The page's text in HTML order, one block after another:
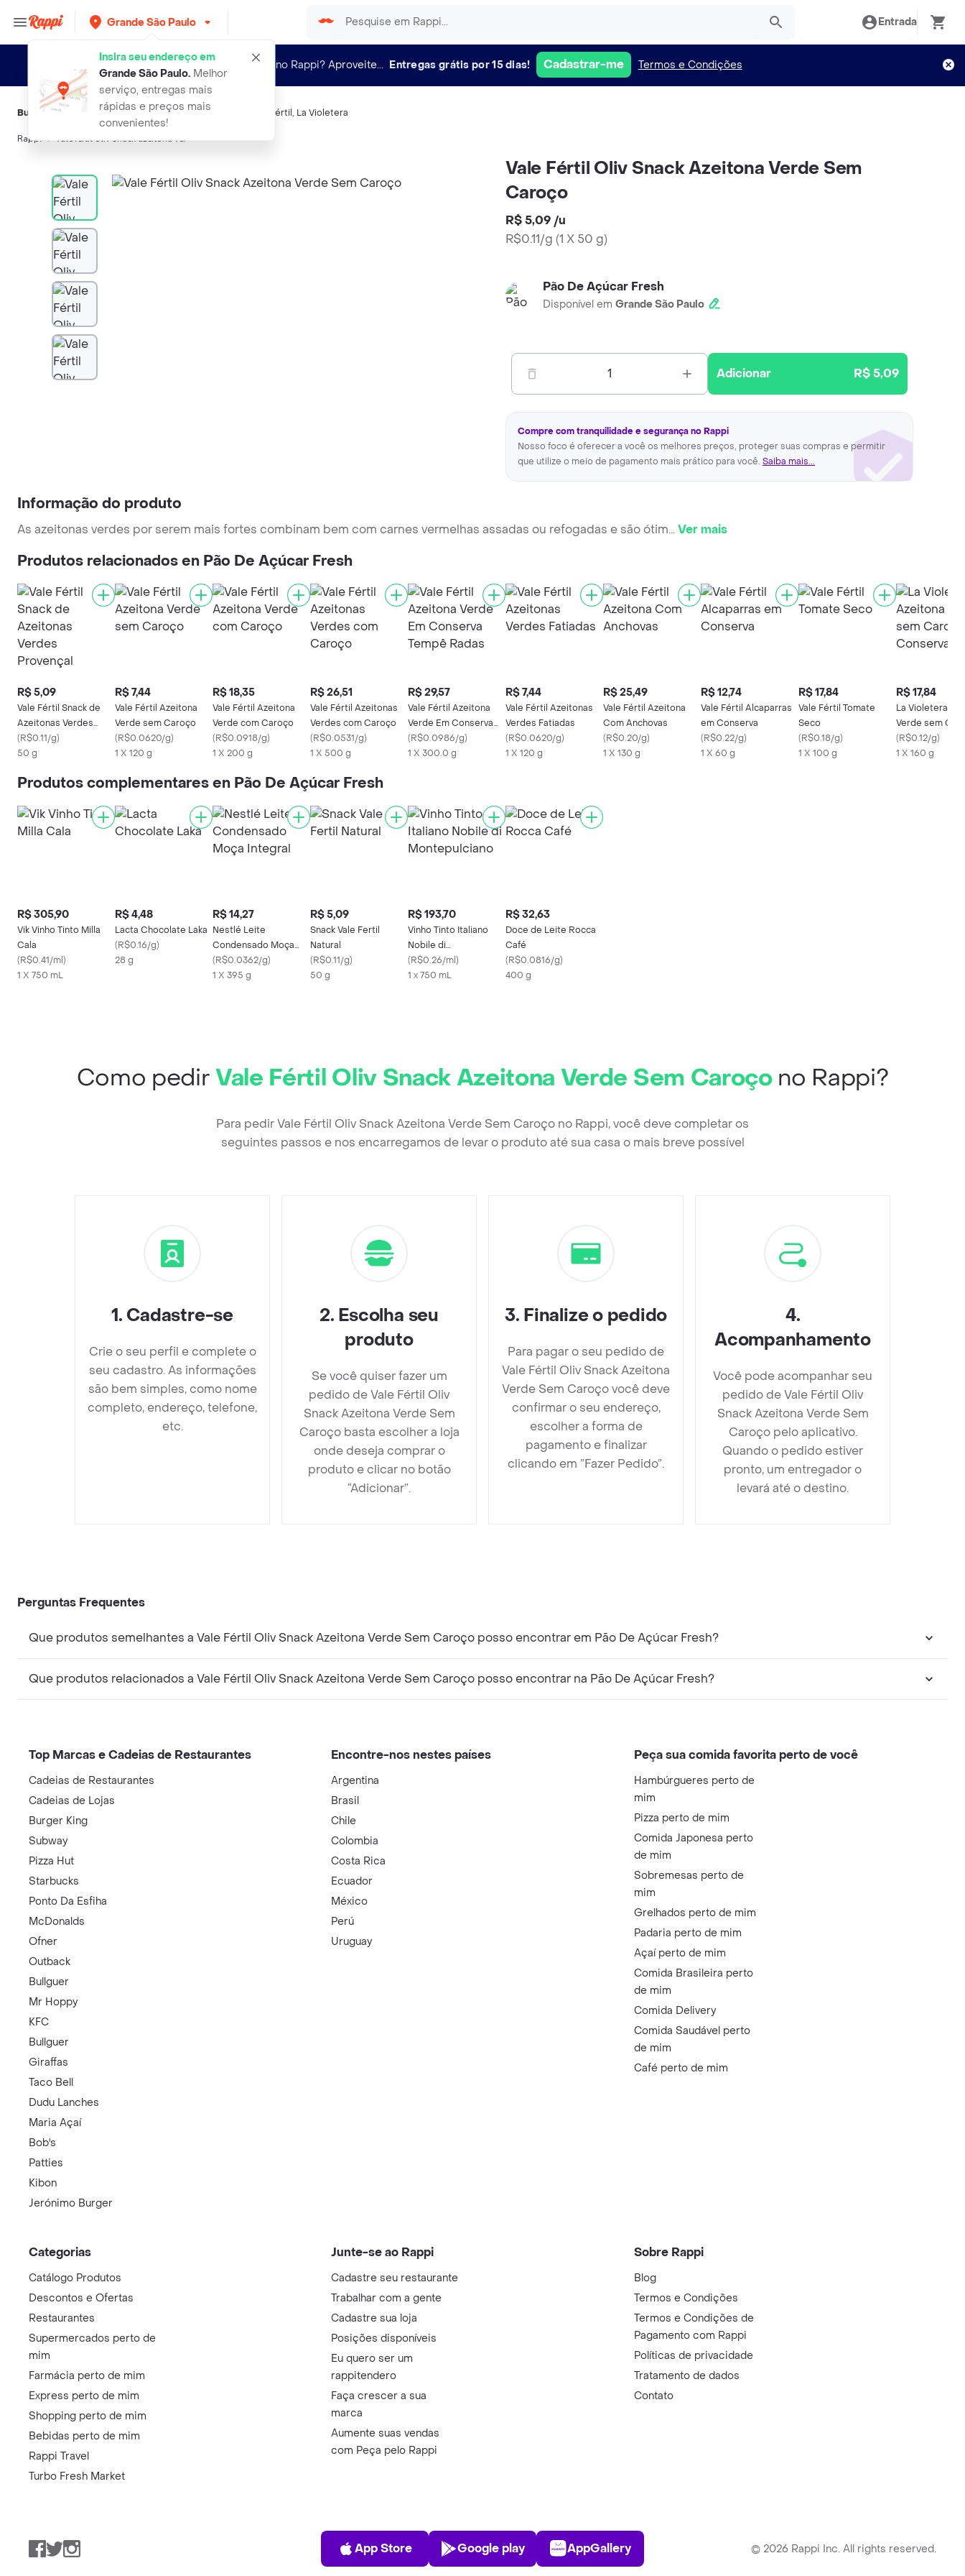
Grande São Paulo
Insira seu endereço em
Grande São Paulo.Melhor
serviço, entregas mais
rápidas e preços mais
convenientes!
Entrada
Novo no Rappi? Aproveite... Entregas grátis por 15 dias! Cadastrar-me Termos e Condições
Buscas relacionadas:Vegetais enlatados ,Vale Vale Fértil , La Violetera
Rappi vale fertil oliv snack azeitona ver
Vale Fértil Oliv Snack Azeitona Verde Sem
Caroço
R$ 5,09 /u
R$0.11/g (1 X 50 g)
Pão De Açúcar Fresh
Disponível em Grande São Paulo
1 Adicionar R$ 5,09
Compre com tranquilidade e segurança no Rappi
Nosso foco é oferecer a você os melhores preços, proteger suas compras e permitir
que utilize o meio de pagamento mais prático para você. Saiba mais...
Informação do produto
As azeitonas verdes por serem mais fortes combinam bem com carnes vermelhas assadas ou refogadas e são ótim...Ver mais
Produtos relacionados en Pão De Açúcar Fresh
R$ 5,09
Vale Fértil Snack de
Azeitonas Verdes
Provençal
(R$0.11/g)
50 g
R$ 7,44
Vale Fértil Azeitona
Verde sem Caroço
(R$0.0620/g)
1 X 120 g
R$ 18,35
Vale Fértil Azeitona
Verde com Caroço
(R$0.0918/g)
1 X 200 g
R$ 26,51
Vale Fértil Azeitonas
Verdes com Caroço
(R$0.0531/g)
1 X 500 g
R$ 29,57
Vale Fértil Azeitona
Verde Em Conserva
Tempê Radas
(R$0.0986/g)
1 X 300.0 g
R$ 7,44
Vale Fértil Azeitonas
Verdes Fatiadas
(R$0.0620/g)
1 X 120 g
R$ 25,49
Vale Fértil Azeitona
Com Anchovas
(R$0.20/g)
1 X 130 g
R$ 12,74
Vale Fértil Alcaparras
em Conserva
(R$0.22/g)
1 X 60 g
R$ 17,84
Vale Fértil Tomate
Seco
(R$0.18/g)
1 X 100 g
R$ 17,84
La Violetera
Verde sem
Conserva
(R$0.12/g)
1 X 160 g
Produtos complementares en Pão De Açúcar Fresh
R$ 305,90
Vik Vinho Tinto Milla
Cala
(R$0.41/ml)
1 X 750 mL
R$ 4,48
Lacta Chocolate Laka
(R$0.16/g)
28 g
R$ 14,27
Nestlé Leite
Condensado Moça
Integral
(R$0.0362/g)
1 X 395 g
R$ 5,09
Snack Vale Fertil
Natural
(R$0.11/g)
50 g
R$ 193,70
Vinho Tinto Italiano
Nobile di
Montepulciano
(R$0.26/ml)
1 x 750 mL
R$ 32,63
Doce de Leite Rocca
Café
(R$0.0816/g)
400 g
Como pedirVale Fértil Oliv Snack Azeitona Verde Sem Caroçono Rappi?
Para pedir Vale Fértil Oliv Snack Azeitona Verde Sem Caroço no Rappi, você deve completar os
seguintes passos e nos encarregamos de levar o produto até sua casa o mais breve possível
1. Cadastre-se
Crie o seu perfil e complete o
seu cadastro. As informações
são bem simples, como nome
completo, endereço, telefone,
etc.
2. Escolha seu
produto
Se você quiser fazer um
pedido de Vale Fértil Oliv
Snack Azeitona Verde Sem
Caroço basta escolher a loja
onde deseja comprar o
produto e clicar no botão
“Adicionar”.
3. Finalize o pedido
Para pagar o seu pedido de
Vale Fértil Oliv Snack Azeitona
Verde Sem Caroço você deve
confirmar o seu endereço,
escolher a forma de
pagamento e finalizar
clicando em ”Fazer Pedido”.
4.
Acompanhamento
Você pode acompanhar seu
pedido de Vale Fértil Oliv
Snack Azeitona Verde Sem
Caroço pelo aplicativo.
Quando o pedido estiver
pronto, um entregador o
levará até o destino.
Perguntas Frequentes
Que produtos semelhantes a Vale Fértil Oliv Snack Azeitona Verde Sem Caroço posso encontrar em Pão De Açúcar Fresh?
Que produtos relacionados a Vale Fértil Oliv Snack Azeitona Verde Sem Caroço posso encontrar na Pão De Açúcar Fresh?
Top Marcas e Cadeias de Restaurantes
Cadeias de Restaurantes
Cadeias de Lojas
Burger King
Subway
Pizza Hut
Starbucks
Ponto Da Esfiha
McDonalds
Ofner
Outback
Bullguer
Mr Hoppy
KFC
Bullguer
Giraffas
Taco Bell
Dudu Lanches
Maria Açaí
Bob's
Patties
Kibon
Jerónimo Burger
Encontre-nos nestes países
Argentina
Brasil
Chile
Colombia
Costa Rica
Ecuador
México
Perú
Uruguay
Peça sua comida favorita perto de você
Hambúrgueres perto de
mim
Pizza perto de mim
Comida Japonesa perto
de mim
Sobremesas perto de
mim
Grelhados perto de mim
Padaria perto de mim
Açaí perto de mim
Comida Brasileira perto
de mim
Comida Delivery
Comida Saudável perto
de mim
Café perto de mim
Categorias
Catálogo Produtos
Descontos e Ofertas
Restaurantes
Supermercados perto de
mim
Farmácia perto de mim
Express perto de mim
Shopping perto de mim
Bebidas perto de mim
Rappi Travel
Turbo Fresh Market
Junte-se ao Rappi
Cadastre seu restaurante
Trabalhar com a gente
Cadastre sua loja
Posições disponíveis
Eu quero ser um
rappitendero
Faça crescer a sua
marca
Aumente suas vendas
com Peça pelo Rappi
Sobre Rappi
Blog
Termos e Condições
Termos e Condições de
Pagamento com Rappi
Políticas de privacidade
Tratamento de dados
Contato
Facebook
TwitterInstagram
App Store
App Store
Play Store
Google play
AppGallery
AppGallery © 2026 Rappi Inc. All rights reserved.